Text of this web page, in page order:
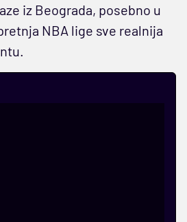
iz Beograda, posebno u
NBA lige sve realnija